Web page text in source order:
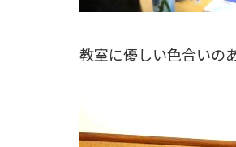
教室に優しい色合いの